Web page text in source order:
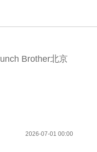
Brother北京
2026-07-01 00:00